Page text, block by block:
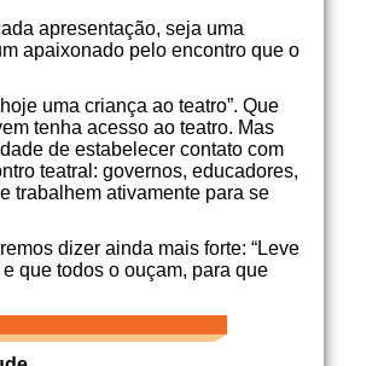
apresentação, seja uma
apaixonado pelo encontro que o
uma criança ao teatro”. Que
tenha acesso ao teatro. Mas
de estabelecer contato com
teatral: governos, educadores,
trabalhem ativamente para se
dizer ainda mais forte: “Leve
que todos o ouçam, para que